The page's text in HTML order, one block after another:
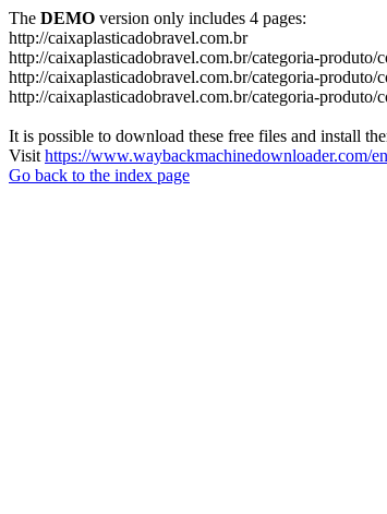
The DEMO version only includes 4 pages:
http://caixaplasticadobravel.com.br
http://caixaplasticadobravel.com.br/categoria-produto/
http://caixaplasticadobravel.com.br/categoria-produto/
http://caixaplasticadobravel.com.br/categoria-
It is possible to download these free files and install
Visit https://www.waybackmachinedownloader.com/
Go back to the index page